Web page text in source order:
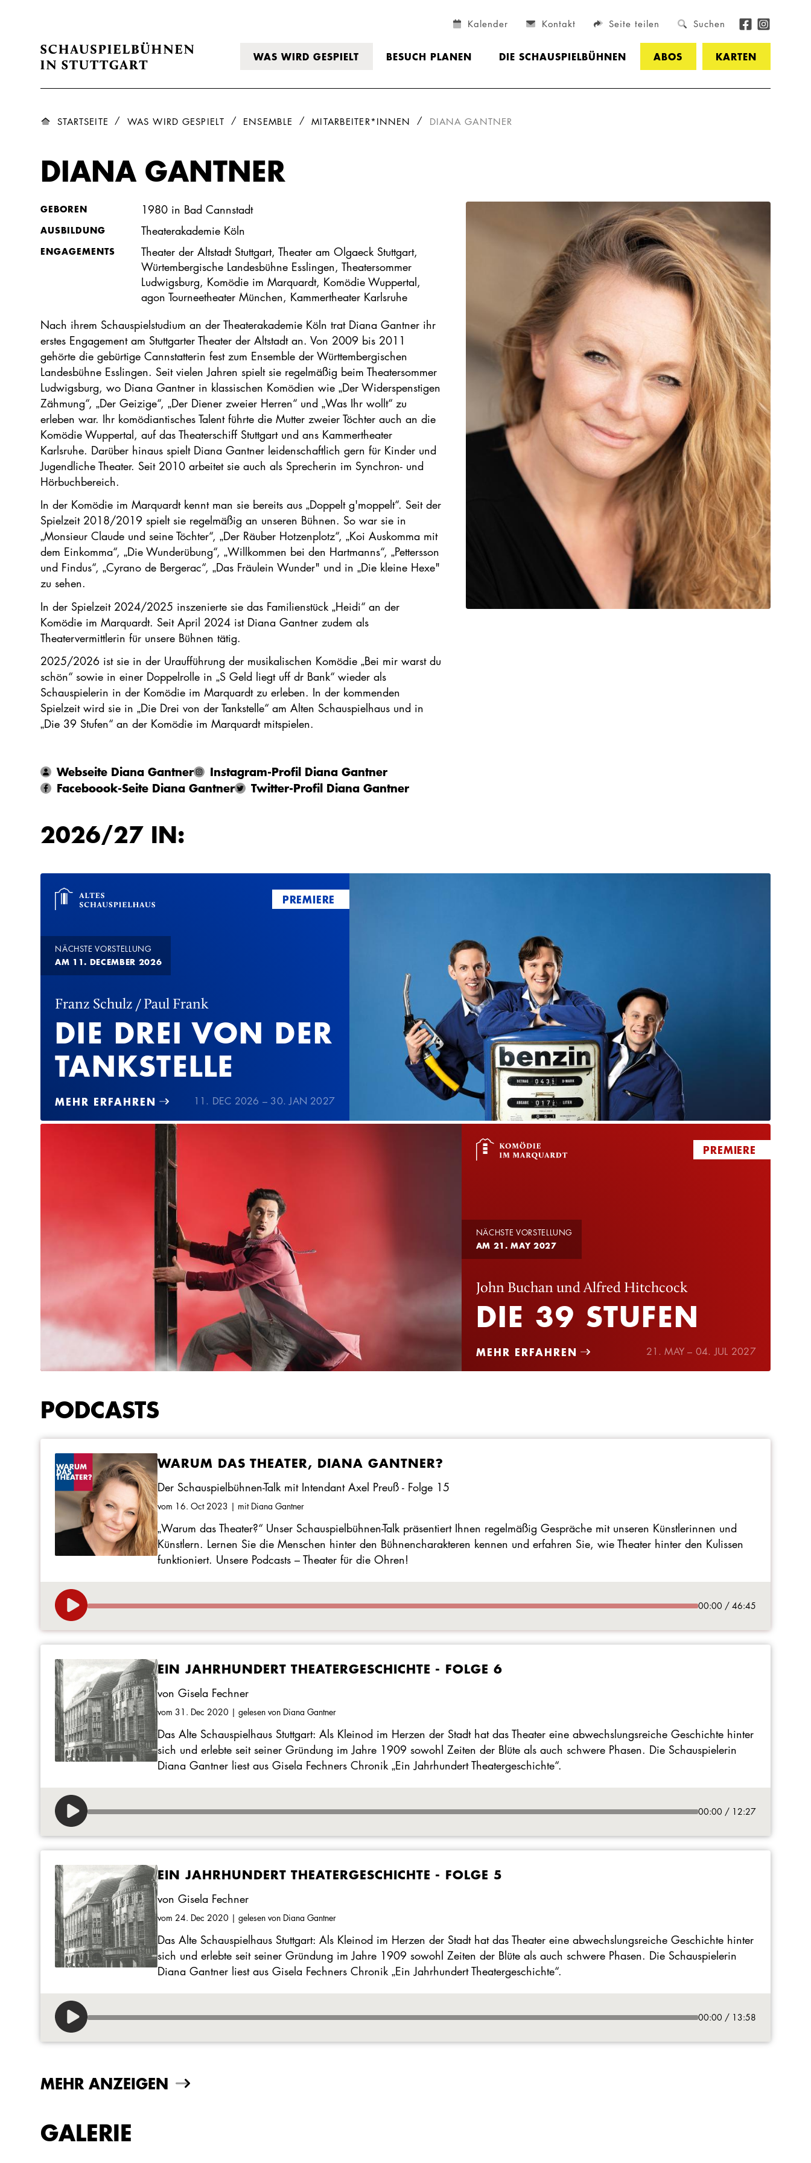
Kalender Kontakt Seite teilen Suchen
WAS WIRD GESPIELT BESUCH PLANEN DIE SCHAUSPIELBÜHNEN ABOS KARTEN
STARTSEITE WAS WIRD GESPIELT ENSEMBLE MITARBEITER*INNEN DIANA GANTNER
DIANA GANTNER
GEBOREN 1980 in Bad Cannstadt
AUSBILDUNG Theaterakademie Köln
ENGAGEMENTS
Theater der Altstadt Stuttgart, Theater am Olgaeck Stuttgart,
Würtembergische Landesbühne Esslingen, Theatersommer
Ludwigsburg, Komödie im Marquardt, Komödie Wuppertal,
agon Tourneetheater München, Kammertheater Karlsruhe
Nach ihrem Schauspielstudium an der Theaterakademie Köln trat Diana Gantner ihr
erstes Engagement am Stuttgarter Theater der Altstadt an. Von 2009 bis 2011
gehörte die gebürtige Cannstatterin fest zum Ensemble der Württembergischen
Landesbühne Esslingen. Seit vielen Jahren spielt sie regelmäßig beim Theatersommer
Ludwigsburg, wo Diana Gantner in klassischen Komödien wie „Der Widerspenstigen
Zähmung“, „Der Geizige“, „Der Diener zweier Herren“ und „Was Ihr wollt“ zu
erleben war. Ihr komödiantisches Talent führte die Mutter zweier Töchter auch an die
Komödie Wuppertal, auf das Theaterschiff Stuttgart und ans Kammertheater
Karlsruhe. Darüber hinaus spielt Diana Gantner leidenschaftlich gern für Kinder und
Jugendliche Theater. Seit 2010 arbeitet sie auch als Sprecherin im Synchron- und
Hörbuchbereich.
In der Komödie im Marquardt kennt man sie bereits aus „Doppelt g'moppelt“. Seit der
Spielzeit 2018/2019 spielt sie regelmäßig an unseren Bühnen. So war sie in
„Monsieur Claude und seine Töchter“, „Der Räuber Hotzenplotz“, „Koi Auskomma mit
dem Einkomma“, „Die Wunderübung“, „Willkommen bei den Hartmanns“, „Pettersson
und Findus“, „Cyrano de Bergerac“, „Das Fräulein Wunder" und in „Die kleine Hexe"
zu sehen.
In der Spielzeit 2024/2025 inszenierte sie das Familienstück „Heidi“ an der
Komödie im Marquardt. Seit April 2024 ist Diana Gantner zudem als
Theatervermittlerin für unsere Bühnen tätig.
2025/2026 ist sie in der Uraufführung der musikalischen Komödie „Bei mir warst du
schön“ sowie in einer Doppelrolle in „S Geld liegt uff dr Bank“ wieder als
Schauspielerin in der Komödie im Marquardt zu erleben. In der kommenden
Spielzeit wird sie in „Die Drei von der Tankstelle“ am Alten Schauspielhaus und in
„Die 39 Stufen“ an der Komödie im Marquardt mitspielen.
Webseite Diana Gantner
Instagram-Profil Diana Gantner
Faceboook-Seite Diana Gantner
Twitter-Profil Diana Gantner
2026/27 IN:
PREMIERE
NÄCHSTE VORSTELLUNG
AM 11. DECEMBER 2026
Franz Schulz / Paul Frank
DIE DREI VON DER
TANKSTELLE
MEHR ERFAHREN 11. DEC 2026 – 30. JAN 2027
PREMIERE
NÄCHSTE VORSTELLUNG
AM 21. MAY 2027
John Buchan und Alfred Hitchcock
DIE 39 STUFEN
MEHR ERFAHREN 21. MAY – 04. JUL 2027
PODCASTS
WARUM DAS THEATER, DIANA GANTNER?
Der Schauspielbühnen-Talk mit Intendant Axel Preuß - Folge 15
vom 16. Oct 2023 | mit Diana Gantner
„Warum das Theater?“ Unser Schauspielbühnen-Talk präsentiert Ihnen regelmäßig Gespräche mit unseren Künstlerinnen und
Künstlern. Lernen Sie die Menschen hinter den Bühnencharakteren kennen und erfahren Sie, wie Theater hinter den Kulissen
funktioniert. Unsere Podcasts – Theater für die Ohren!
00:00 / 46:45
EIN JAHRHUNDERT THEATERGESCHICHTE - FOLGE 6
von Gisela Fechner
vom 31. Dec 2020 | gelesen von Diana Gantner
Das Alte Schauspielhaus Stuttgart: Als Kleinod im Herzen der Stadt hat das Theater eine abwechslungsreiche Geschichte hinter
sich und erlebte seit seiner Gründung im Jahre 1909 sowohl Zeiten der Blüte als auch schwere Phasen. Die Schauspielerin
Diana Gantner liest aus Gisela Fechners Chronik „Ein Jahrhundert Theatergeschichte“.
00:00 / 12:27
EIN JAHRHUNDERT THEATERGESCHICHTE - FOLGE 5
von Gisela Fechner
vom 24. Dec 2020 | gelesen von Diana Gantner
Das Alte Schauspielhaus Stuttgart: Als Kleinod im Herzen der Stadt hat das Theater eine abwechslungsreiche Geschichte hinter
sich und erlebte seit seiner Gründung im Jahre 1909 sowohl Zeiten der Blüte als auch schwere Phasen. Die Schauspielerin
Diana Gantner liest aus Gisela Fechners Chronik „Ein Jahrhundert Theatergeschichte“.
00:00 / 13:58
MEHR ANZEIGEN
GALERIE